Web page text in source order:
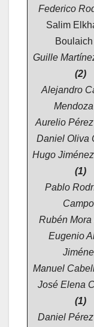
Federico
Salim
Boulaich
Guille
(2)
Alejandro
Mendoza
Aurelio
Daniel Oliva
Hugo
(1)
Pablo
Rubén Mora
Eugenio
Manuel
José Elena
(1)
Daniel